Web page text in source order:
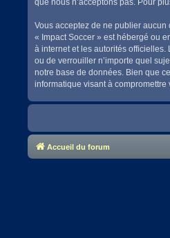
Vous acceptez de ne publier
« Impact Soccer » est hébergé ou
à internet et les autorités officielles.
ou de verrouiller n’importe quel
notre base de données. Bien que
informatique visant à compromettre
Accueil du forum